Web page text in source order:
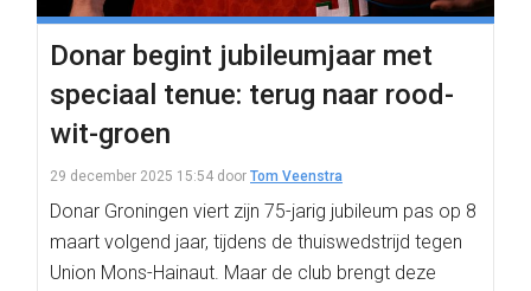
Donar begint jubileumjaar met
speciaal tenue: terug naar rood-
wit-groen
29 december 2025 15:54 door Tom Veenstra
Donar Groningen viert zijn 75-jarig jubileum pas op 8
maart volgend jaar, tijdens de thuiswedstrijd tegen
Union Mons-Hainaut. Maar de club brengt deze